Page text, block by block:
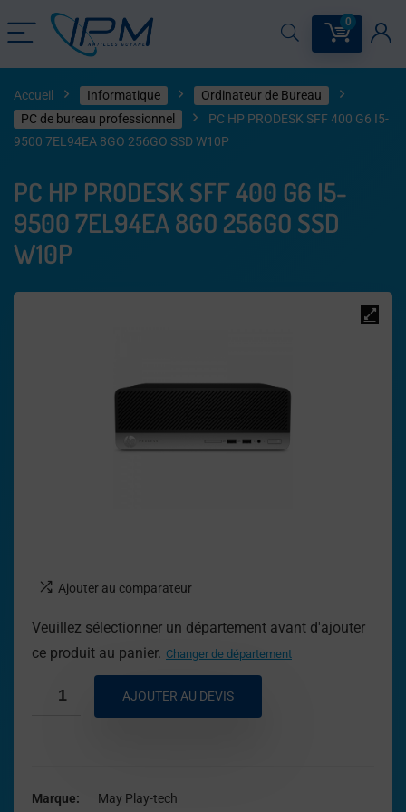
0
Accueil Informatique
Ordinateur de Bureau
PC de bureau professionnel
PC HP PRODESK SFF 400 G6 I5-
9500 7EL94EA 8GO 256GO SSD W10P
PC HP PRODESK SFF 400 G6 I5-
9500 7EL94EA 8GO 256GO SSD
W10P
Ajouter au comparateur
Veuillez sélectionner un département avant d'ajouter
ce produit au panier. Changer de département
AJOUTER AU DEVIS
Marque May Play-tech